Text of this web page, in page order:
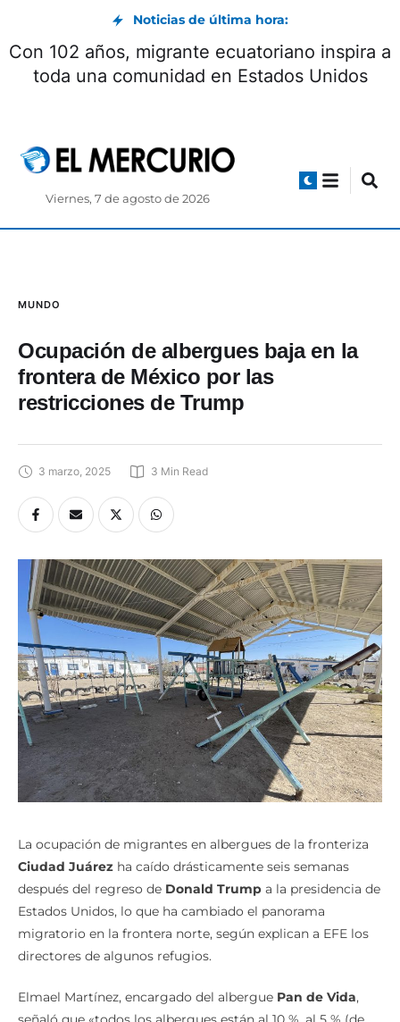
Noticias de última hora:
firma de
Con 102 años, migrante
toda una comunidad en Estados
Viernes, 7 de agosto de 2026
MUNDO
Ocupación de albergues baja en la
frontera de México por las
restricciones de Trump
3 marzo, 2025 3 Min Read
La ocupación de migrantes en albergues de la fronteriza
Ciudad Juárez ha caído drásticamente seis semanas
después del regreso de Donald Trump a la presidencia de
Estados Unidos, lo que ha cambiado el panorama
migratorio en la frontera norte, según explican a EFE los
directores de algunos refugios.
Elmael Martínez, encargado del albergue Pan de Vida,